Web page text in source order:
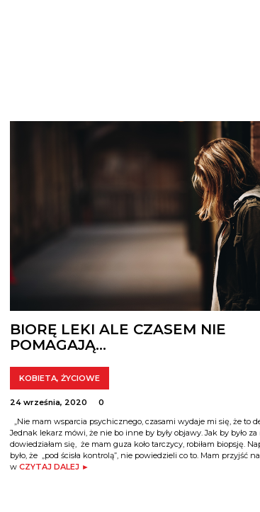
BIORĘ LEKI ALE CZASEM NIE
POMAGAJĄ…
KOBIETA, ŻYCIOWE
24 września, 2020
0
„Nie mam wsparcia psychicznego, czasami wydaje mi się, że to
Jednak lekarz mówi, że nie bo inne by były objawy. Jak by było za
dowiedziałam się, że mam guza koło tarczycy, robiłam biopsję.
było, że „pod ścisła kontrolą”, nie powiedzieli co to. Mam przyjść
w CZYTAJ DALEJ ►